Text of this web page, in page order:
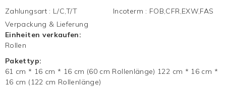
Zahlungsart : L/C,T/T Incoterm : FOB,CFR,EXW,FAS
Verpackung & Lieferung
Einheiten verkaufen:
Rollen
Pakettyp:
61 cm * 16 cm * 16 cm (60 cm Rollenlänge) 122 cm * 16 cm *
16 cm (122 cm Rollenlänge)